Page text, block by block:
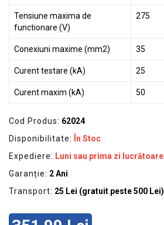
Tensiune maxima de
functionare (V)
275
Conexiuni maxime (mm2) 35
Curent testare (kA) 25
Curent maxim (kA) 50
Cod Produs: 62024
Disponibilitate:
În Stoc
Expediere: Luni sau prima zi lucrătoare
Garanție: 2 Ani
Transport: 25 Lei (gratuit peste 500 Lei)